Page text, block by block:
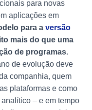
para novas
aplicações em
para a versão
mais do que uma
de programas.
de evolução deve
companhia, quem
plataformas e como
– e em tempo